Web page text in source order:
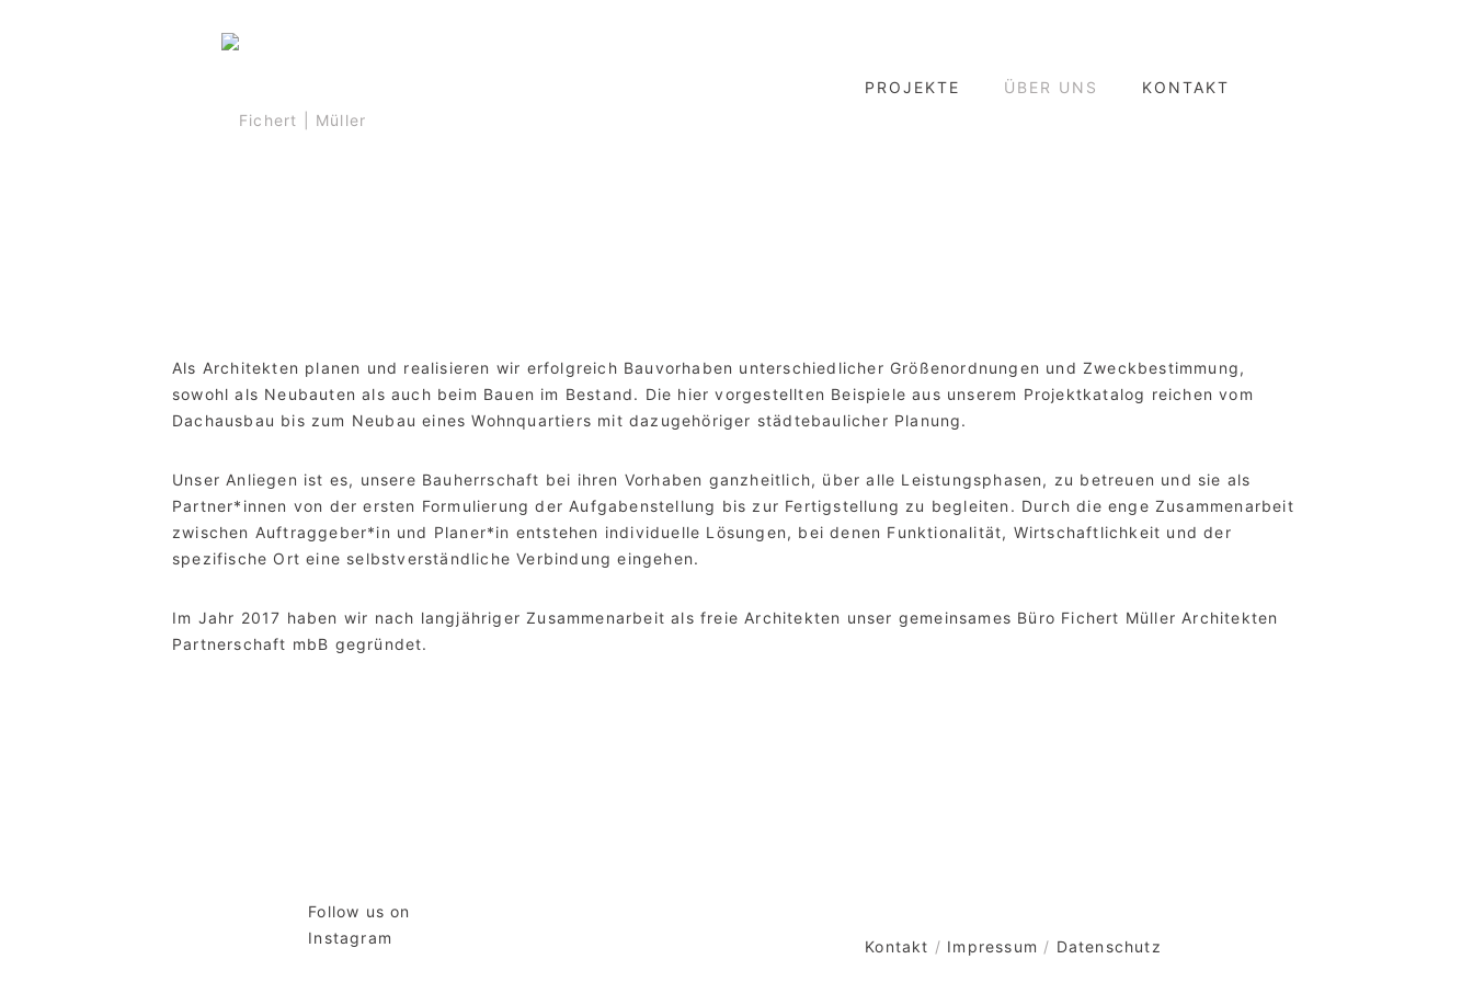
PROJEKTE ÜBER UNS KONTAKT
Als Architekten planen und realisieren wir erfolgreich Bauvorhaben unterschiedlicher Größenordnungen und Zweckbestimmung,
sowohl als Neubauten als auch beim Bauen im Bestand. Die hier vorgestellten Beispiele aus unserem Projektkatalog reichen vom
Dachausbau bis zum Neubau eines Wohnquartiers mit dazugehöriger städtebaulicher Planung.
Unser Anliegen ist es, unsere Bauherrschaft bei ihren Vorhaben ganzheitlich, über alle Leistungsphasen, zu betreuen und sie als
Partner*innen von der ersten Formulierung der Aufgabenstellung bis zur Fertigstellung zu begleiten. Durch die enge Zusammenarbeit
zwischen Auftraggeber*in und Planer*in entstehen individuelle Lösungen, bei denen Funktionalität, Wirtschaftlichkeit und der
spezifische Ort eine selbstverständliche Verbindung eingehen.
Im Jahr 2017 haben wir nach langjähriger Zusammenarbeit als freie Architekten unser gemeinsames Büro Fichert Müller Architekten
Partnerschaft mbB gegründet.
Follow us on
Instagram
Kontakt / Impressum / Datenschutz